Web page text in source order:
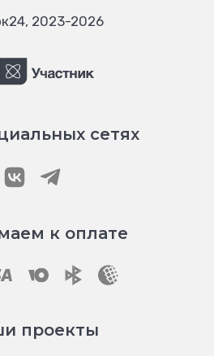
2023-2026
сетях
к оплате
проекты